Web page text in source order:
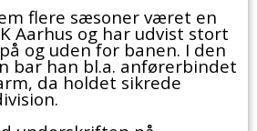
flere sæsoner været en
Aarhus og har udvist stort
og uden for banen. I den
bar han bl.a. anførerbindet
da holdet sikrede